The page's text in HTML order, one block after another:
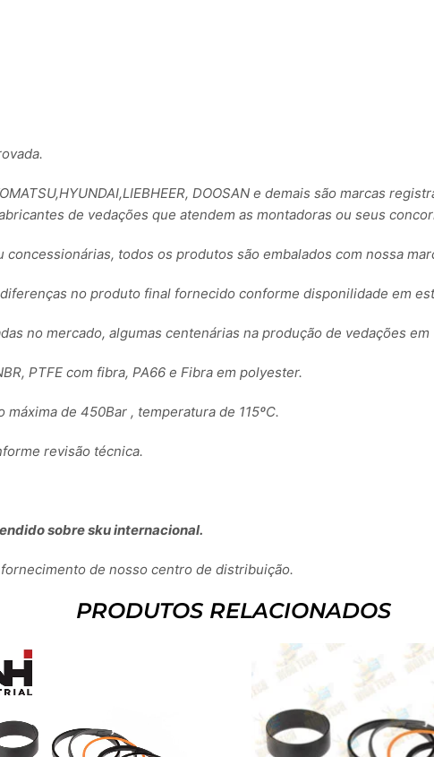
DOOSAN e demais são marcas
de vedações que atendem as montadoras ou seus
todos os produtos são embalados com nossa
no produto final fornecido conforme disponilidade em
no mercado, algumas centenárias na produção de vedações
PTFE com fibra, PA66 e Fibra em polyester.
de 450Bar , temperatura de 115ºC.
revisão técnica.
sobre sku internacional.
de nosso centro de distribuição.
PRODUTOS RELACIONADOS